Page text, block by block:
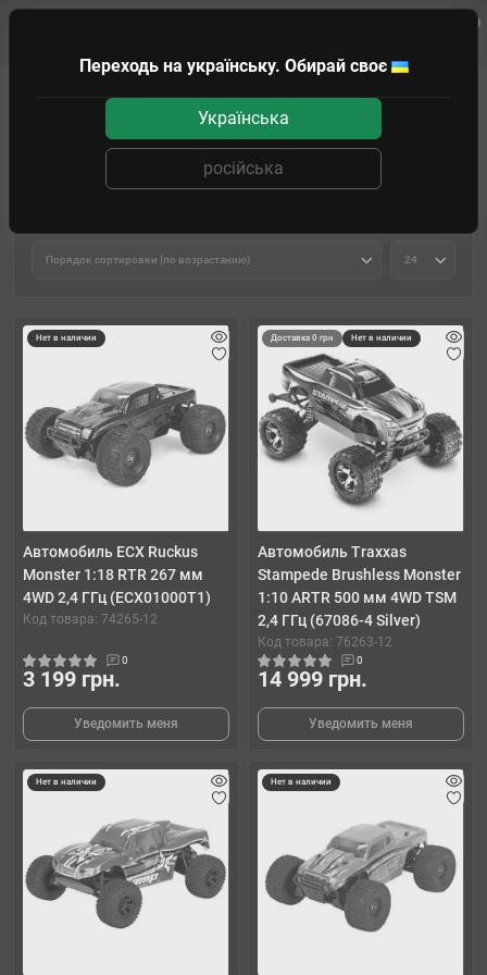
Фильтр товаров
Нет в наличии
Автомобиль ECX Ruckus
Monster 1:18 RTR 267 мм
4WD 2,4 ГГц (ECX01000T1)
Код товара: 74265-12
0
3 199 грн.
Уведомить меня
Доставка 0 грн Нет в наличии
Автомобиль Traxxas
Stampede Brushless Monster
1:10 ARTR 500 мм 4WD TSM
2,4 ГГц (67086-4 Silver)
Код товара: 76263-12
0
14 999 грн.
Уведомить меня
Нет в наличии Нет в наличии
Переходь на українську. Обирай своє
Українська
російська